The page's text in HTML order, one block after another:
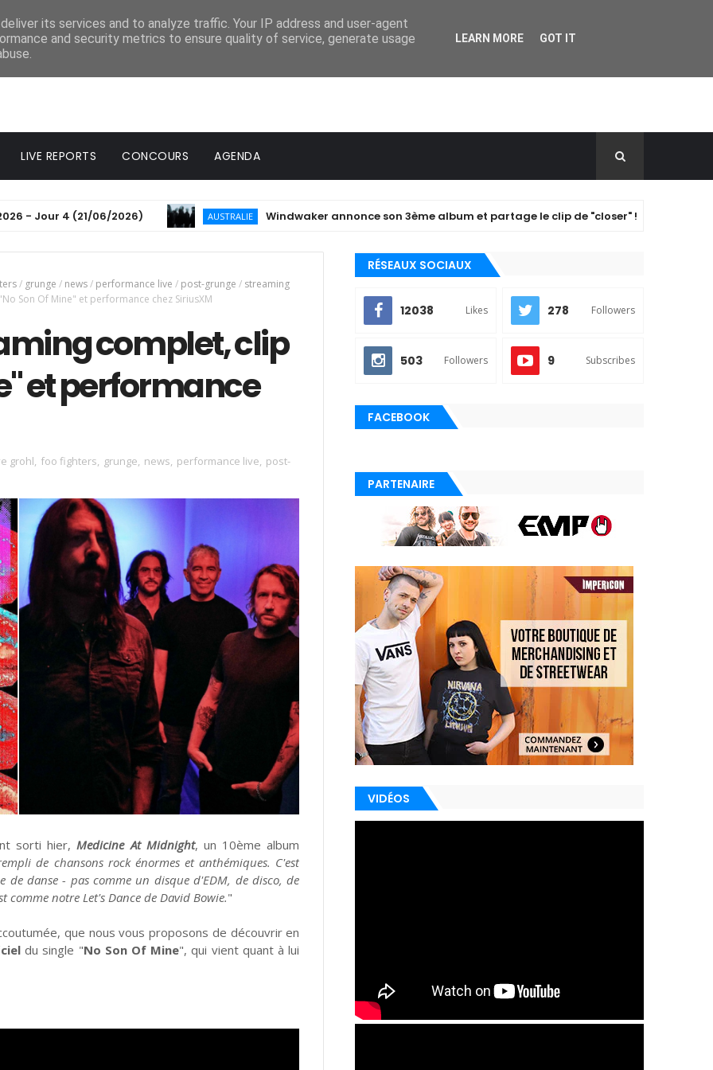
LIVE REPORTS CONCOURS AGENDA
4 (21/06/2026) AUSTRALIE Windwaker annonce son 3ème album et partage le clip de "closer" !
/ grunge / news/ performance live / post-grunge / streaming
Son Of Mine" et performance chez SiriusXM
complet, clip
et performance
grohl, foo fighters, grunge, news, performance live, post-
sorti hier,Medicine At Midnight, un 10ème album
de chansons rock énormes et anthémiques. C'est
danse - pas comme un disque d'EDM, de disco, de
comme notre Let's Dance de David Bowie."
que nous vous proposons de découvrir en
du single "No Son Of Mine", qui vient quant à lui
RÉSEAUX SOCIAUX
12038 Likes 278 Followers
503 Followers 9 Subscribes
FACEBOOK
PARTENAIRE
VIDÉOS
its services and to analyze traffic. Your IP address and user-agent
and security metrics to ensure quality of service, generate usage
LEARN MORE GOT IT